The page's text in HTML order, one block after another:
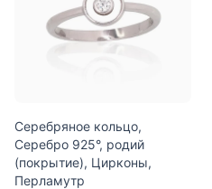
Серебряное кольцо,
Серебро 925°, родий
(покрытие), Цирконы,
Перламутр